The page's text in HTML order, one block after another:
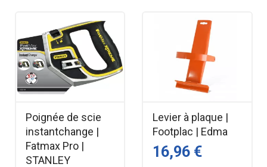
Poignée de scie
instantchange |
Fatmax Pro |
STANLEY
Levier à plaque |
Footplac | Edma
16,96 €